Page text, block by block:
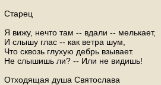
Старец
Я вижу, нечто там -- вдали -- мелькает,
И слышу глас -- как ветра шум,
Что сквозь глухую дебрь взывает.
Не слышишь ли? -- Или не видишь!
Отходящая душа Святослава